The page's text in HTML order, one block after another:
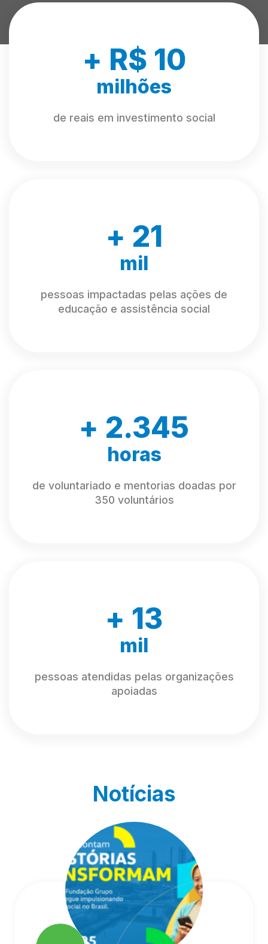
+ R$ 12
milhões
de reais em investimento social
+ 25
mil
pessoas impactadas pelas ações de
educação e assistência social
+ 2.765
horas
de voluntariado e mentorias doadas por
350 voluntários
+ 16
mil
pessoas atendidas pelas organizações
apoiadas
Notícias